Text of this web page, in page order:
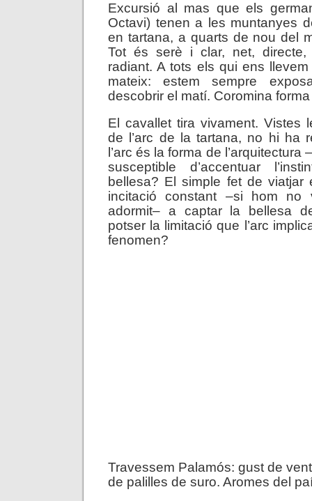
Excursió al mas que els
Octavi) tenen a les muntanyes
en tartana, a quarts de nou del
Tot és serè i clar, net, directe,
radiant. A tots els qui ens
mateix: estem sempre
descobrir el matí. Coromina forma
El cavallet tira vivament. Vistes
de l’arc de la tartana, no hi ha
l’arc és la forma de
susceptible d’accentuar
bellesa? El simple fet de viatjar
incitació constant –si hom no
adormit– a captar la bellesa
potser la limitació que l’arc
fenomen?
Travessem Palamós: gust de
de palilles de suro. Aromes del